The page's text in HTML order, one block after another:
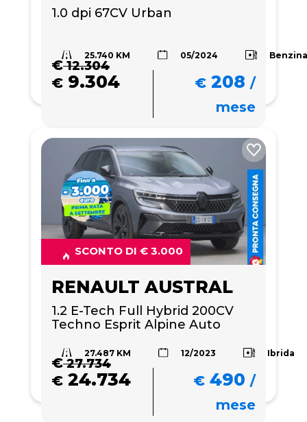
1.0 dpi 67CV Urban
25.740 KM 05/2024
€12.304
€ 9.304 € 208 /
mese
SCONTO DI € 3.000
RENAULT AUSTRAL
1.2 E-Tech Full Hybrid 200CV
Techno Esprit Alpine Auto
27.487 KM 12/2023 Ibrida
€27.734
€ 24.734 € 490 /
mese